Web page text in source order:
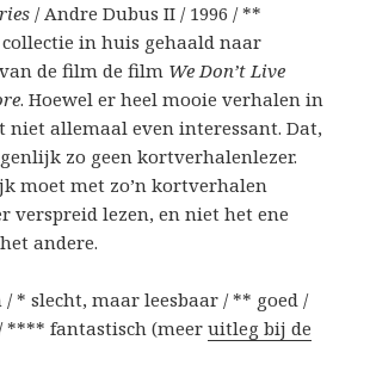
/ Andre Dubus II / 1996 / **
collectie in huis gehaald naar
de film de film We Don’t Live
. Hoewel er heel mooie verhalen in
niet allemaal even interessant. Dat,
zo geen kortverhalenlezer.
moet met zo’n kortverhalen
verspreid lezen, en niet het ene
andere.
* slecht, maar leesbaar / ** goed /
**** fantastisch (meeruitleg bij de